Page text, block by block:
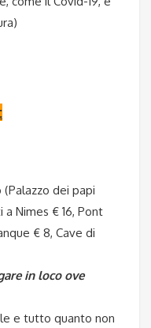
(Palazzo dei papi
a Nimes € 16, Pont
€ 8, Cave di
in loco ove
e tutto quanto non